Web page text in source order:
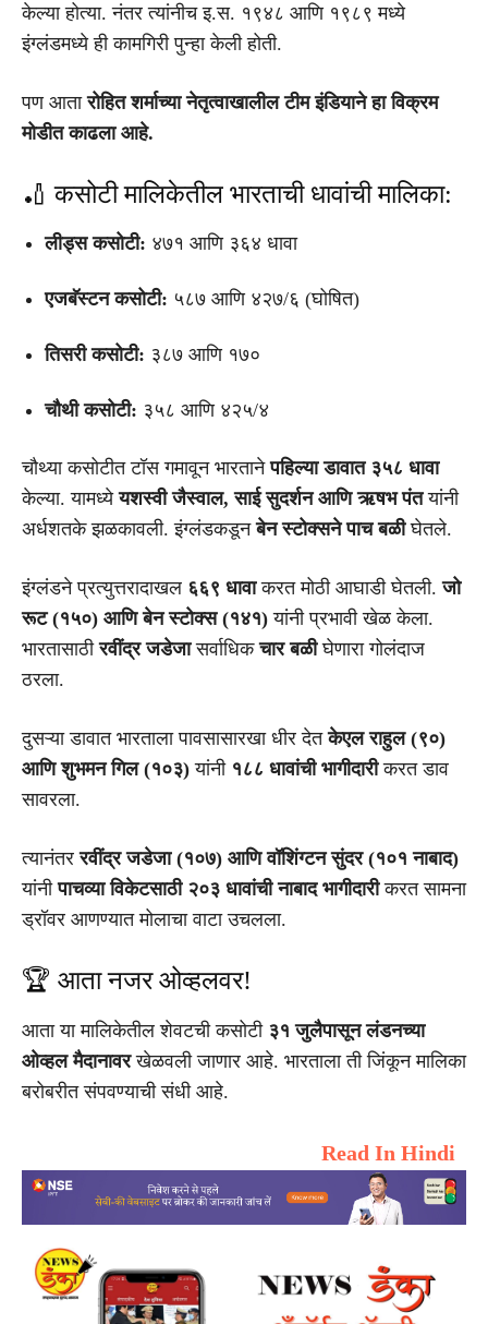
केल्या होत्या. नंतर त्यांनीच इ.स. १९४८ आणि १९८९ मध्ये
इंग्लंडमध्ये ही कामगिरी पुन्हा केली होती.
पण आतारोहित शर्माच्या नेतृत्वाखालील टीम इंडियाने हा विक्रम
मोडीत काढला आहे.
🏏 कसोटी मालिकेतील भारताची धावांची मालिका:
लीड्स कसोटी: ४७१ आणि ३६४ धावा
एजबॅस्टन कसोटी: ५८७ आणि ४२७/६ (घोषित)
तिसरी कसोटी: ३८७ आणि १७०
चौथी कसोटी: ३५८ आणि ४२५/४
चौथ्या कसोटीत टॉस गमावून भारतानेपहिल्या डावात ३५८ धावा
केल्या. यामध्येयशस्वी जैस्वाल, साई सुदर्शन आणि ऋषभ पंतयांनी
अर्धशतके झळकावली. इंग्लंडकडूनबेन स्टोक्सने पाच बळीघेतले.
इंग्लंडने प्रत्युत्तरादाखल ६६९ धावाकरत मोठी आघाडी घेतली.जो
रूट (१५०) आणि बेन स्टोक्स (१४१) यांनी प्रभावी खेळ केला.
भारतासाठीरवींद्र जडेजासर्वाधिकचार बळीघेणारा गोलंदाज
ठरला.
दुसऱ्या डावात भारताला पावसासारखा धीर देतकेएल राहुल (९०)
आणि शुभमन गिल (१०३) यांनी १८८ धावांची भागीदारीकरत डाव
सावरला.
त्यानंतररवींद्र जडेजा (१०७) आणि वॉशिंग्टन सुंदर (१०१ नाबाद)
यांनीपाचव्या विकेटसाठी २०३ धावांची नाबाद भागीदारीकरत सामना
ड्रॉवर आणण्यात मोलाचा वाटा उचलला.
🏆 आता नजर ओव्हलवर!
आता या मालिकेतील शेवटची कसोटी ३१ जुलैपासून लंडनच्या
ओव्हल मैदानावरखेळवली जाणार आहे. भारताला ती जिंकून मालिका
बरोबरीत संपवण्याची संधी आहे.
Read In Hindi